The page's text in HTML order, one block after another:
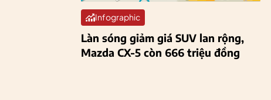
Infographic
Làn sóng giảm giá SUV lan rộng,
Mazda CX-5 còn 666 triệu đồng